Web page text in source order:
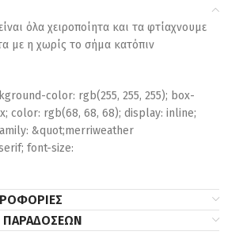
όλα χειροποίητα και τα φτίαχνουμε
με η χωρίς το σήμα κατόπιν
color: rgb(255, 255, 255); box-
color: rgb(68, 68, 68); display: inline;
&quot;merriweather
font-size: